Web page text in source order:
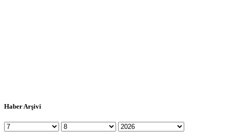
Haber Arşivi